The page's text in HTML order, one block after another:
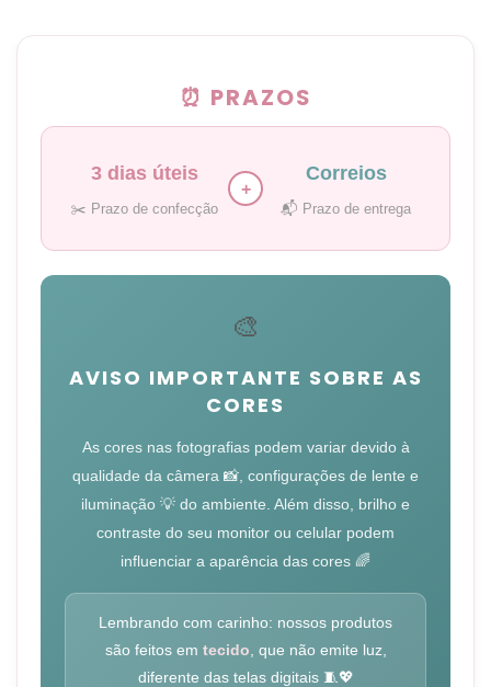
⏰ PRAZOS
3 dias úteis
✂️ Prazo de confecção
+
Correios
📬 Prazo de entrega
🎨
AVISO IMPORTANTE SOBRE AS
CORES
As cores nas fotografias podem variar devido à
qualidade da câmera 📸, configurações de lente e
iluminação 💡 do ambiente. Além disso, brilho e
contraste do seu monitor ou celular podem
influenciar a aparência das cores 🌈
Lembrando com carinho: nossos produtos
são feitos em tecido , que não emite luz,
diferente das telas digitais 🧵💖